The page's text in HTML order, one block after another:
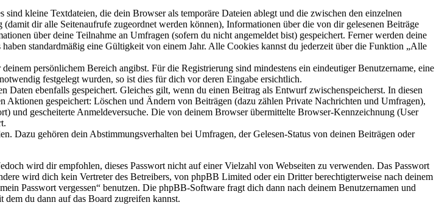
kleine Textdateien, die dein Browser als temporäre Dateien ablegt und die zwischen den einzelnen
dir alle Seitenaufrufe zugeordnet werden können), Informationen über die von dir gelesenen Beiträge
über deine Teilnahme an Umfragen (sofern du nicht angemeldet bist) gespeichert. Ferner werden deine
standardmäßig eine Gültigkeit von einem Jahr. Alle Cookies kannst du jederzeit über die Funktion „Alle
persönlichem Bereich angibst. Für die Registrierung sind mindestens ein eindeutiger Benutzername, eine
festgelegt wurden, so ist dies für dich vor deren Eingabe ersichtlich.
Daten ebenfalls gespeichert. Gleiches gilt, wenn du einen Beitrag als Entwurf zwischenspeicherst. In diesen
gespeichert: Löschen und Ändern von Beiträgen (dazu zählen Private Nachrichten und Umfragen),
und gescheiterte Anmeldeversuche. Die von deinem Browser übermittelte Browser-Kennzeichnung (User
Dazu gehören dein Abstimmungsverhalten bei Umfragen, der Gelesen-Status von deinen Beiträgen oder
wird dir empfohlen, dieses Passwort nicht auf einer Vielzahl von Webseiten zu verwenden. Das Passwort
wird dich kein Vertreter des Betreibers, von phpBB Limited oder ein Dritter berechtigterweise nach deinem
Passwort vergessen“ benutzen. Die phpBB-Software fragt dich dann nach deinem Benutzernamen und
dem du dann auf das Board zugreifen kannst.